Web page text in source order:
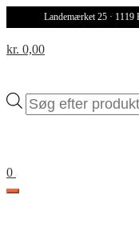
Landemærket 25 · 1119
Products
search
kr. 0,00
0